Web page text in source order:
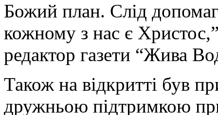
Божий план. Слід
кожному з нас є
редактор газети “Жива
Також на відкритті був
дружньою підтримкою